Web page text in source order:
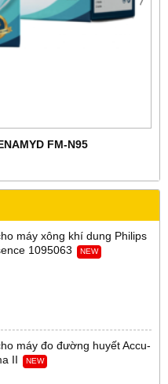
FM-N95
máy xông khí dung Philips
1095063
NEW
máy đo đường huyết Accu-
II
NEW